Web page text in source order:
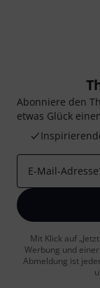
Abonniere den
etwas Glück
E-Mail-Adresse
Mit Klick auf
Werbung und
Abmeldung ist